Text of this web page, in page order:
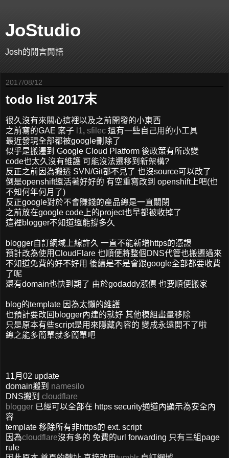
JoStudio
Josh的閒言閒語
2017/08/12
todo list 2017末
很久沒有來關心這裡以及之前開發的小東西
之前寫的GAE 案子 l1 , sfilec 還有一些自己用的小工具
最近發現全部都被google刪除了
似乎是搬遷到 Google Cloud Platform 後政策有所改變
code也太久沒有維護 可能沒法遷移到新架構?
反正之前因為搬遷 SVN/Git都不見了 也沒source可以改了
倒是openshift還活著好好的 有空重寫改到 openshift上吧(也
不知何年何月了)
反正google對於不會賺錢的產品總是一直關閉
之前放在google code上的project也早都被收掉了
這裡blogger不知道還能撐多久
blogger自訂網域上線許久 一直不能新增https的憑證
預計改為使用CloudFlare 也順便將整個DNS代管也搬遷過來
不知道免費的好不好用 後續是不是會跟google全部都要收費
了呢
還有domain也快到期了 由於godaddy漲價 也要順便搬家
blog的template 因為太懶的維護
也預計要改回blogger內建的就好 其他模組盡量移除
只是原本有些script是用來隱藏內容的 變成永遠開不了啦
總之能多簡單就多簡單吧
11月02 update
domain搬到 namesilo
DNS搬到 cloudflare
blogger 已經可以全部在 https security通道內顯示為安全內
容
template 移除所有非https的 ext. script
因為cloudflare沒有多的 免費的url forwarding 只有三組page
rule